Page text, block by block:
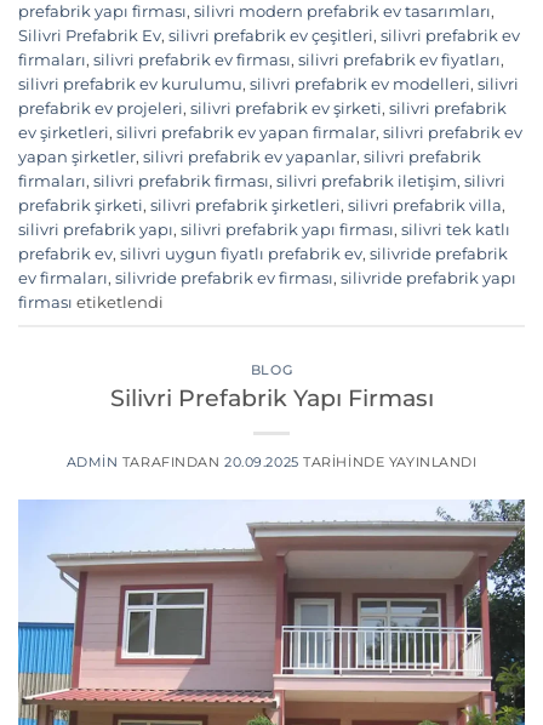
prefabrik yapı firması, silivri modern prefabrik ev tasarımları,
Silivri Prefabrik Ev, silivri prefabrik ev çeşitleri, silivri prefabrik ev
firmaları, silivri prefabrik ev firması, silivri prefabrik ev fiyatları,
silivri prefabrik ev kurulumu, silivri prefabrik ev modelleri, silivri
prefabrik ev projeleri, silivri prefabrik ev şirketi, silivri prefabrik
ev şirketleri, silivri prefabrik ev yapan firmalar, silivri prefabrik ev
yapan şirketler, silivri prefabrik ev yapanlar, silivri prefabrik
firmaları, silivri prefabrik firması, silivri prefabrik iletişim, silivri
prefabrik şirketi, silivri prefabrik şirketleri, silivri prefabrik villa,
silivri prefabrik yapı, silivri prefabrik yapı firması, silivri tek katlı
prefabrik ev, silivri uygun fiyatlı prefabrik ev, silivride prefabrik
ev firmaları, silivride prefabrik ev firması, silivride prefabrik yapı
firması etiketlendi
BLOG
Silivri Prefabrik Yapı Firması
ADMIN TARAFINDAN 20.09.2025 TARIHINDE YAYINLANDI